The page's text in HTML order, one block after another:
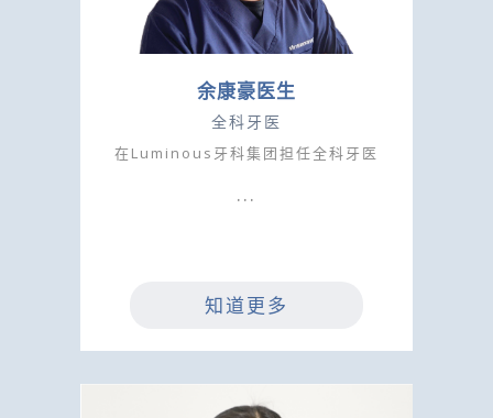
余康豪医生
全科牙医
在Luminous牙科集团担任全科牙医
知道更多